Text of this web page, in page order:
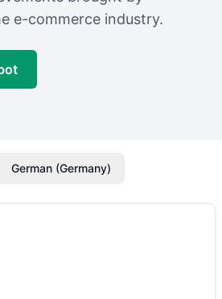
e-commerce industry.
German (Germany)